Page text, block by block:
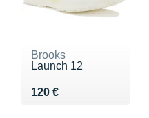
Brooks
Launch 12
120 €
Vendu 120 €